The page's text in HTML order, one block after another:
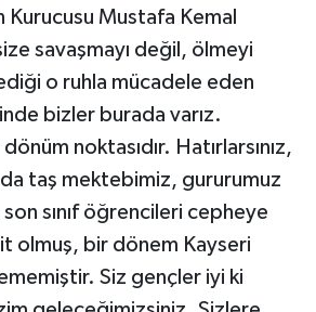
Mustafa Kemal
savaşmayı değil, ölmeyi
o ruhla mücadele eden
bizler burada varız.
noktasıdır. Hatırlarsınız,
taş mektebimiz, gururumuz
son sınıf öğrencileri cepheye
olmuş, bir dönem Kayseri
Siz gençler iyi ki